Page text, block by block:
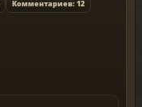
Комментариев: 12